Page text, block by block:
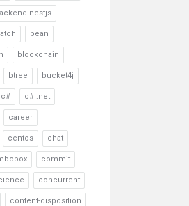
nestjs
bean
blockchain
btree bucket4j
c# c# .net
career
centos chat
commit
concurrent
content-disposition